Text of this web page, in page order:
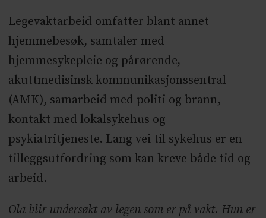
Legevaktarbeid omfatter blant annet
hjemmebesøk, samtaler med
hjemmesykepleie og pårørende,
akuttmedisinsk kommunikasjonssentral
(AMK), samarbeid med politi og brann,
kontakt med lokalsykehus og
psykiatritjeneste. Lang vei til sykehus er en
tilleggsutfordring som kan kreve både tid og
arbeid.
Ola blir undersøkt av legen som er på vakt. Hun er